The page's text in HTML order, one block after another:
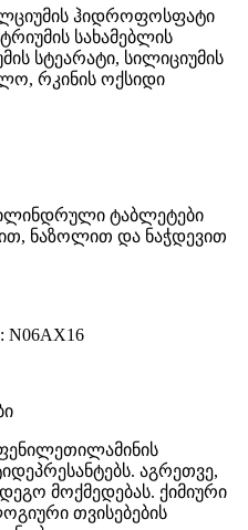
ჰიდროფოსფატი
სახამებლის
სტეარატი, სილიციუმის
რკინის ოქსიდი
ტაბლეტები
ნაზოლით და ნაჭდევით
N06AX16
აგრეთვე,
მოქმედებას. ქიმიური
თვისებების